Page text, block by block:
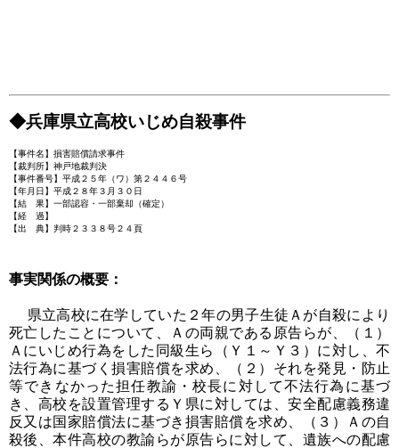
◆兵庫県立高校いじめ自殺事件
【事件名】損害賠償請求事件
【裁判所】神戸地裁判決
【事件番号】平成２５年（ワ）第２４４６号
【年月日】平成２８年３月３０日
【結 果】一部認容・一部棄却（確定）
【経 過】
【出 典】判時２３３８号２４頁
事実関係の概要：
県立高校に在学していた２年の男子生徒Ａが自殺により
死亡したことについて、Ａの両親である原告らが、（１）
Ａにいじめ行為をした同級生ら（Ｙ１～Ｙ３）に対し、不
法行為に基づく損害賠償を求め、（２）それを発見・防止
等できなかった担任教諭・校長に対して不法行為に基づ
き、高校を設置管理するＹ県に対しては、安全配慮義務違
反又は国家賠償法に基づき損害賠償を求め、（３）Ａの自
殺後、本件高校の教諭らが原告らに対して、遺族への配慮